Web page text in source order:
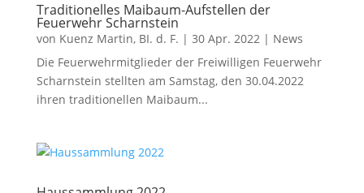
Traditionelles Maibaum-Aufstellen der
Feuerwehr Scharnstein
von Kuenz Martin, BI. d. F. | 30 Apr. 2022| News
Die Feuerwehrmitglieder der Freiwilligen Feuerwehr
Scharnstein stellten am Samstag, den 30.04.2022
ihren traditionellen Maibaum...